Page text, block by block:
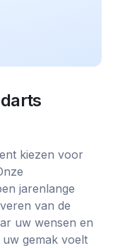
kiezen voor
jarenlange
van de
uw wensen en
gemak voelt